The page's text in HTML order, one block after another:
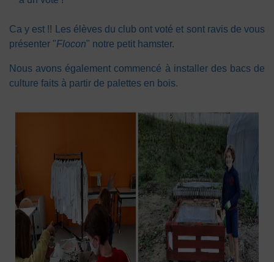
Ca y est !! Les élèves du club ont voté et sont ravis de vous
présenter "Flocon" notre petit hamster.
Nous avons également commencé à installer des bacs de
culture faits à partir de palettes en bois.